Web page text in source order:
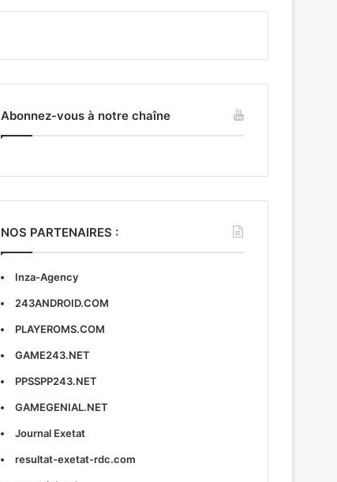
Abonnez-vous à notre chaîne
NOS PARTENAIRES :
Inza-Agency
243ANDROID.COM
PLAYEROMS.COM
GAME243.NET
PPSSPP243.NET
GAMEGENIAL.NET
Journal Exetat
resultat-exetat-rdc.com